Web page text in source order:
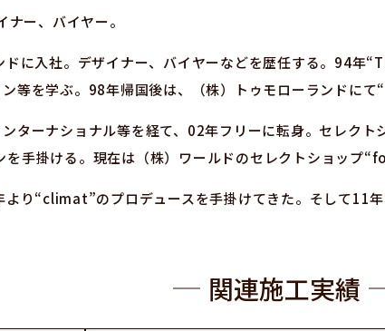
ー、バイヤー。
に入社。デザイナー、バイヤーなどを歴任する。94年
等を学ぶ。98年帰国後は、（株）トゥモローランドにて
ターナショナル等を経て、02年フリーに転身。セレク
手掛ける。現在は（株）ワールドのセレクトショップ
り“climat”のプロデュースを手掛けてきた。そして11
関連施工実績